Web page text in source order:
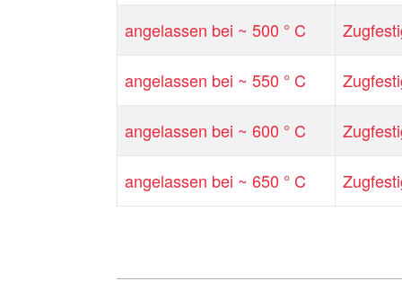
angelassen bei ~ 500 ° C
angelassen bei ~ 550 ° C
angelassen bei ~ 600 ° C
angelassen bei ~ 650 ° C